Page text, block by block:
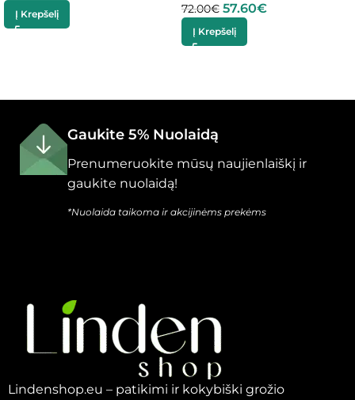
Į Krepšelį 72.00€ 57.60€
Į Krepšelį
Gaukite 5% Nuolaidą
Prenumeruokite mūsų naujienlaiškį ir
gaukite nuolaidą!
*Nuolaida taikoma ir akcijinėms prekėms
Lindenshop.eu – patikimi ir kokybiški grožio